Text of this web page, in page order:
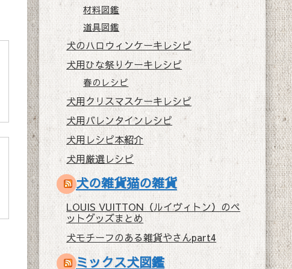
材料図鑑
道具図鑑
犬のハロウィンケーキレシピ
犬用ひな祭りケーキレシピ
春のレシピ
犬用クリスマスケーキレシピ
犬用バレンタインレシピ
犬用レシピ本紹介
犬用厳選レシピ
犬の雑貨猫の雑貨
LOUIS VUITTON（ルイヴィトン）のペ
ットグッズまとめ
犬モチーフのある雑貨やさんpart4
ミックス犬図鑑